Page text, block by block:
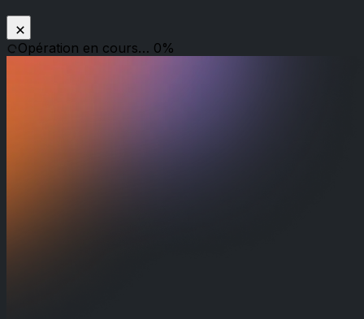
Opération en cours… 0%